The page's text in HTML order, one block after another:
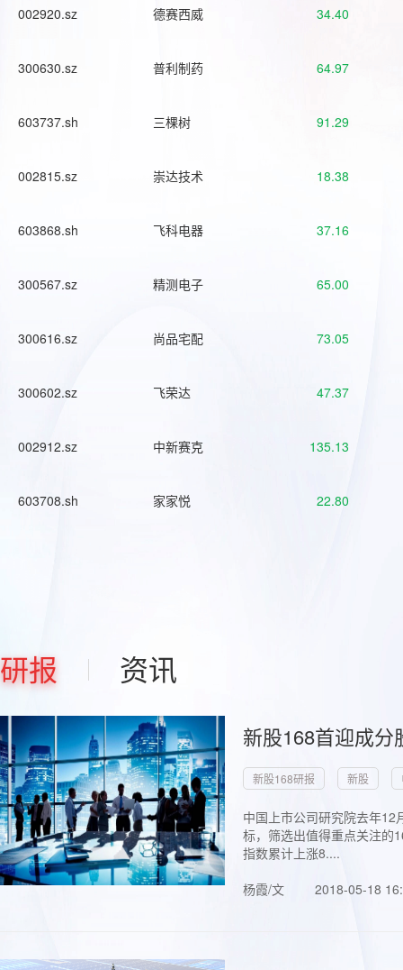
002920.sz 德赛西威 34.40
300630.sz 普利制药 64.97
603737.sh 三棵树 91.29
002815.sz 崇达技术 18.38
603868.sh 飞科电器 37.16
300567.sz 精测电子 65.00
300616.sz 尚品宅配 73.05
300602.sz 飞荣达 47.37
002912.sz 中新赛克 135.13
603708.sh 家家悦 22.80
研报 资讯
新股168首迎成
新股168研报 新股
中国上市公司研究院去年
标，筛选出值得重点关注的
指数累计上涨8....
杨霞/文
2018-05-18